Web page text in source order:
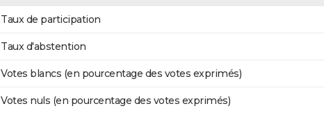
Taux de participation
Taux d'abstention
Votes blancs (en pourcentage des votes exprimés)
Votes nuls (en pourcentage des votes exprimés)